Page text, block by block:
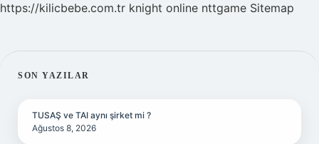
https://kilicbebe.com.tr knight online nttgame Sitemap
SIDEBAR
SON YAZILAR
TUSAŞ ve TAI aynı şirket mi ?
Ağustos 8, 2026